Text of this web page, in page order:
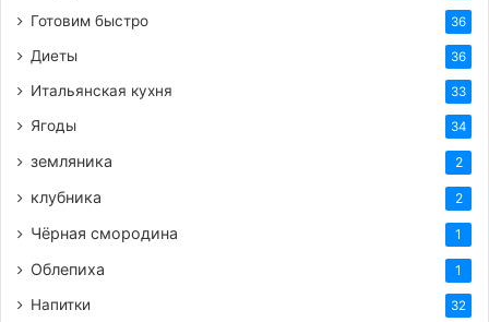
Готовим быстро 36
Диеты 36
Итальянская кухня 33
Ягоды 34
земляника 2
клубника 2
Чёрная смородина 1
Облепиха 1
Напитки 32